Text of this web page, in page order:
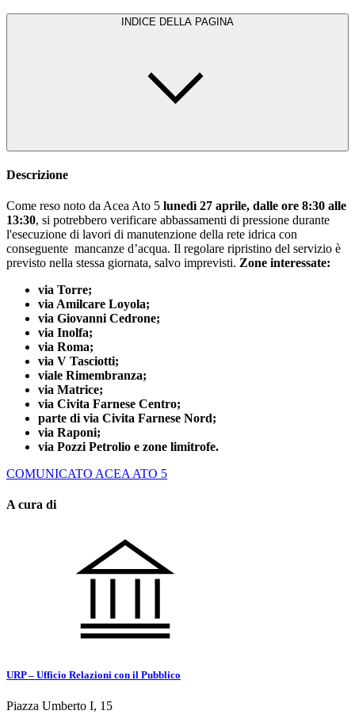
INDICE DELLA PAGINA
Descrizione
Come reso noto da Acea Ato 5 lunedì 27 aprile, dalle ore 8:30 alle
13:30, si potrebbero verificare abbassamenti di pressione durante
l'esecuzione di lavori di manutenzione della rete idrica con
conseguente mancanze d’acqua. Il regolare ripristino del servizio è
previsto nella stessa giornata, salvo imprevisti. Zone interessate:
via Torre;
via Amilcare Loyola;
via Giovanni Cedrone;
via Inolfa;
via Roma;
via V Tasciotti;
viale Rimembranza;
via Matrice;
via Civita Farnese Centro;
parte di via Civita Farnese Nord;
via Raponi;
via Pozzi Petrolio e zone limitrofe.
COMUNICATO ACEA ATO 5
A cura di
URP – Ufficio Relazioni con il Pubblico
Piazza Umberto I, 15